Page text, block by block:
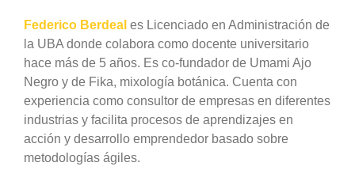
Federico Berdeal es Licenciado en Administración de
la UBA donde colabora como docente universitario
hace más de 5 años. Es co-fundador de Umami Ajo
Negro y de Fika, mixología botánica. Cuenta con
experiencia como consultor de empresas en diferentes
industrias y facilita procesos de aprendizajes en
acción y desarrollo emprendedor basado sobre
metodologías ágiles.